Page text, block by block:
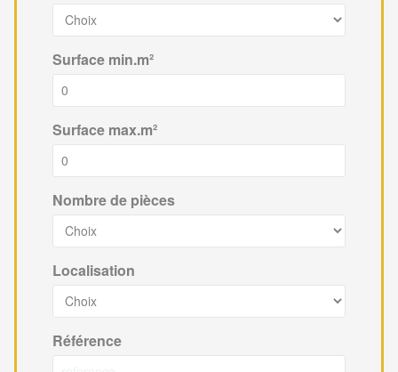
Surface min.m²
Surface max.m²
Nombre de pièces
Localisation
Référence